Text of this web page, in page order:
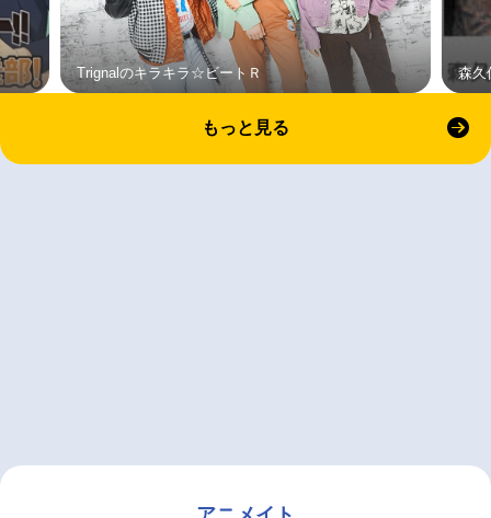
Trignalのキラキラ☆ビートＲ 森久
もっと見る